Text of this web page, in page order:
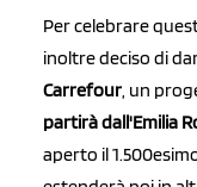
Per celebrare
inoltre deciso di
Carrefour, un
partirà dall'Emilia
aperto il